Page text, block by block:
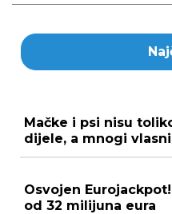
Mačke i psi nisu
dijele, a mnogi
Osvojen
od 32 milijuna eura